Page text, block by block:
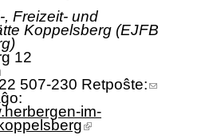
Freizeit- und
Koppelsberg (EJFB
12
507-230 Retpoŝte:(link
im-
(link is external)